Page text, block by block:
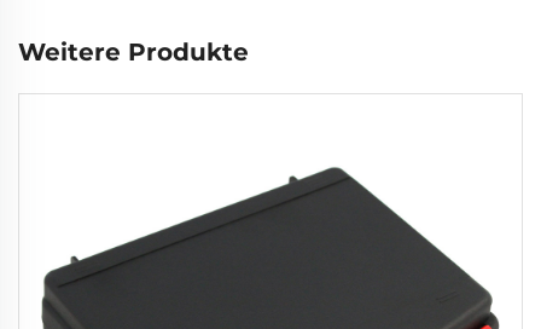
Weitere Produkte